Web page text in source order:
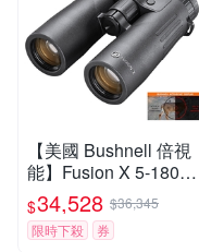
【美國 Bushnell 倍視
能】Fusion X 5-1800
碼 10x42mm 智慧顯
色雷射測距雙筒望遠
鏡 FX1042AD
$34,528 $36,345
限時下殺
券